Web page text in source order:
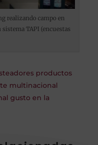
realizando campo en
TAPI (encuestas
productos
multinacional
gusto en la